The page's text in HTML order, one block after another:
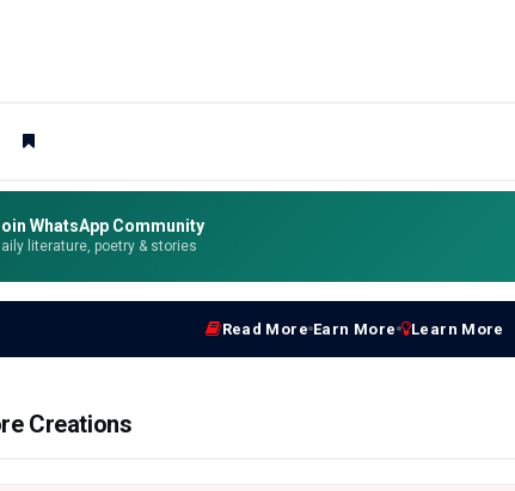
WhatsApp Community
literature, poetry & stories
Read More Earn More Learn More
Creations